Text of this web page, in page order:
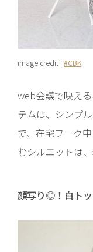
image credit : #CBK
web会議で映え
テムは、シンプ
で、在宅ワーク
むシルエットは
顔写り◎！白ト